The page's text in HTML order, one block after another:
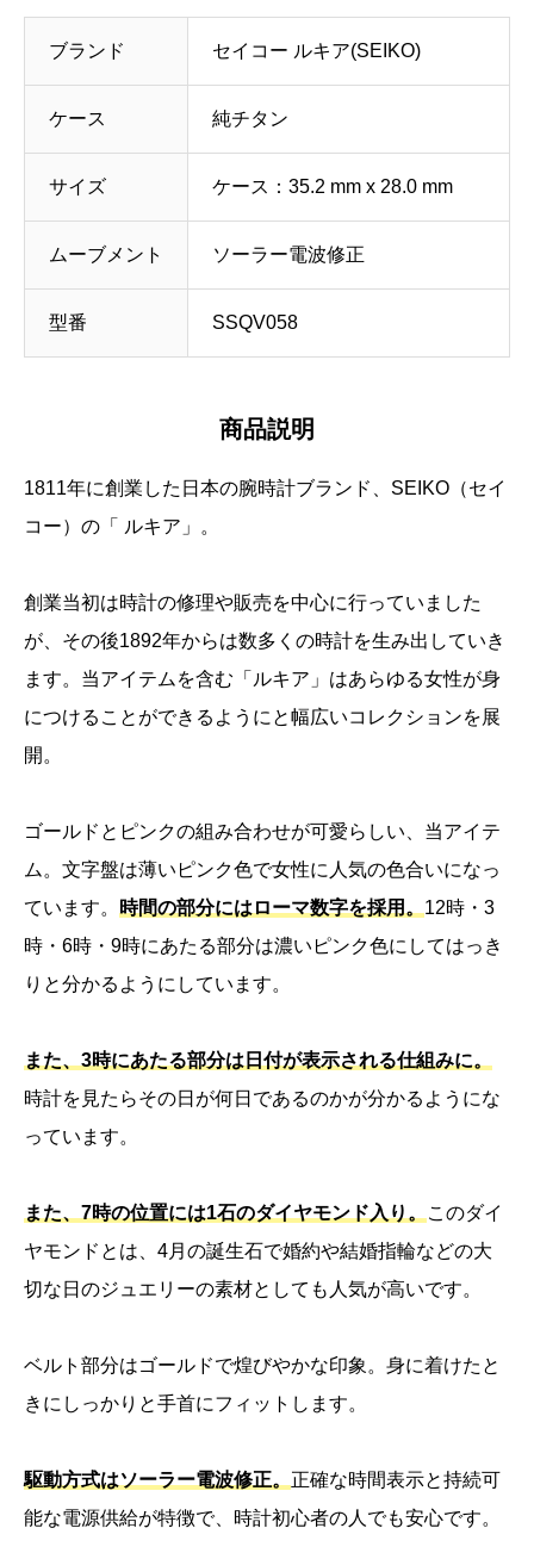
ブランド セイコー ルキア(SEIKO)
ケース 純チタン
サイズ ケース：35.2 mm x 28.0 mm
ムーブメント ソーラー電波修正
型番 SSQV058
商品説明
1811年に創業した日本の腕時計ブランド、SEIKO（セイ
コー）の「
ルキア」。
創業当初は時計の修理や販売を中心に行っていました
が、その後1892年からは数多くの時計を生み出していき
ます。当アイテムを含む「ルキア」はあらゆる女性が身
につけることができるようにと幅広いコレクションを展
開。
ゴールドとピンクの組み合わせが可愛らしい、当アイテ
ム。文字盤は薄いピンク色で女性に人気の色合いになっ
ています。
時間の部分にはローマ数字を採用。 12時・3
時・6時・9時にあたる部分は濃いピンク色にしてはっき
りと分かるようにしています。
また、3時にあたる部分は日付が表示される仕組みに。
時計を見たらその日が何日であるのかが分かるようにな
っています。
また、7時の位置には1石のダイヤモンド入り。
このダイ
ヤモンドとは、4月の誕生石で婚約や結婚指輪などの大
切な日のジュエリーの素材としても人気が高いです。
ベルト部分はゴールドで煌びやかな印象。身に着けたと
きにしっかりと手首にフィットします。
駆動方式はソーラー電波修正。 正確な時間表示と持続可
能な電源供給が特徴で、時計初心者の人でも安心です。